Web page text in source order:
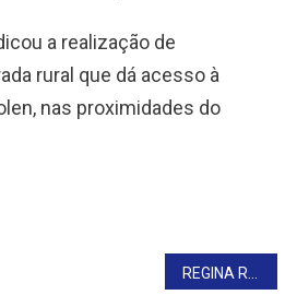
a realização de
rural que dá acesso à
nas proximidades do